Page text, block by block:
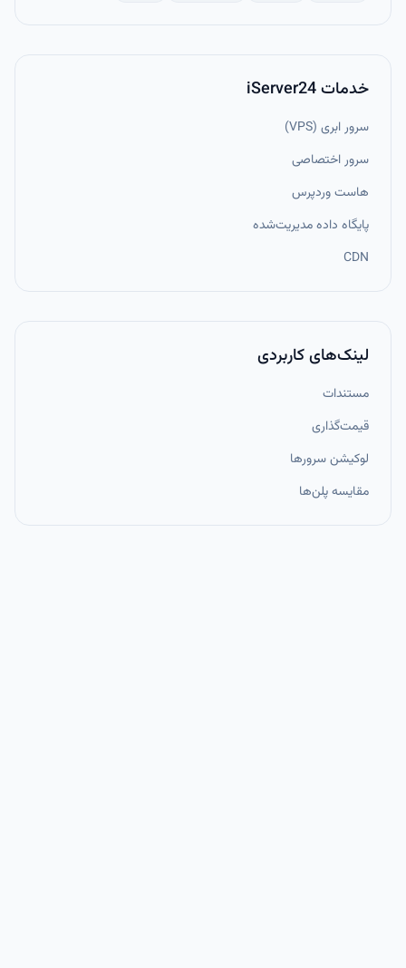
خدمات iServer24
سرور ابری (VPS)
سرور اختصاصی
هاست وردپرس
پایگاه داده مدیریت‌شده
CDN
لینک‌های کاربردی
مستندات
قیمت‌گذاری
لوکیشن سرورها
مقایسه پلن‌ها